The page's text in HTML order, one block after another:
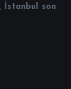
,
İstanbul son